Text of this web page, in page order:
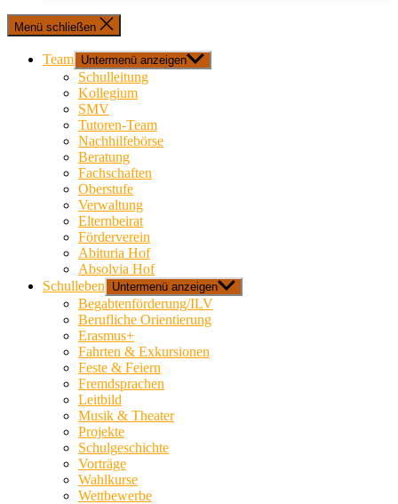
Menü schließen
Team Untermenü anzeigen
Schulleitung
Kollegium
SMV
Tutoren-Team
Nachhilfebörse
Beratung
Fachschaften
Oberstufe
Verwaltung
Elternbeirat
Förderverein
Abituria Hof
Absolvia Hof
Schulleben
Untermenü anzeigen
Begabtenförderung/ILV
Berufliche Orientierung
Erasmus+
Fahrten & Exkursionen
Feste & Feiern
Fremdsprachen
Leitbild
Musik & Theater
Projekte
Schulgeschichte
Vorträge
Wahlkurse
Wettbewerbe